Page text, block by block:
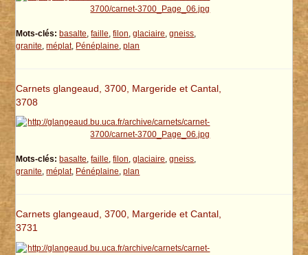
Mots-clés: basalte ,faille ,filon ,glaciaire ,gneiss
granite ,méplat, Pénéplaine ,plan
Carnets glangeaud, 3700, Margeride et Cantal,
3708
Mots-clés: basalte,faille,filon,glaciaire,gneiss,
granite,méplat, Pénéplaine,plan
Carnets glangeaud, 3700, Margeride et Cantal,
3731